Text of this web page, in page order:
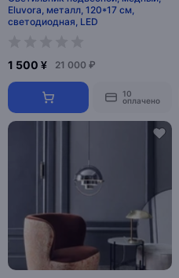
Eluvora, металл, 120*17 см,
светодиодная, LED
1 500 ¥ 21 000 ₽
10
оплачено